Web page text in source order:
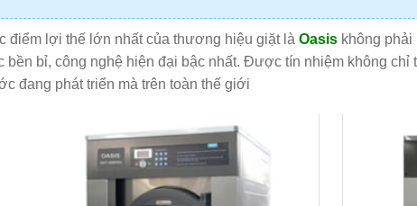
điểm lợi thế lớn nhất của thương hiệu giặt là Oasiskhông phải
bền bỉ, công nghệ hiện đại bậc nhất. Được tín nhiệm không chỉ
đang phát triển mà trên toàn thế giới